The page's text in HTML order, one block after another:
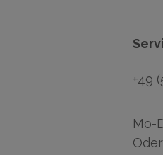
+49
Mo-